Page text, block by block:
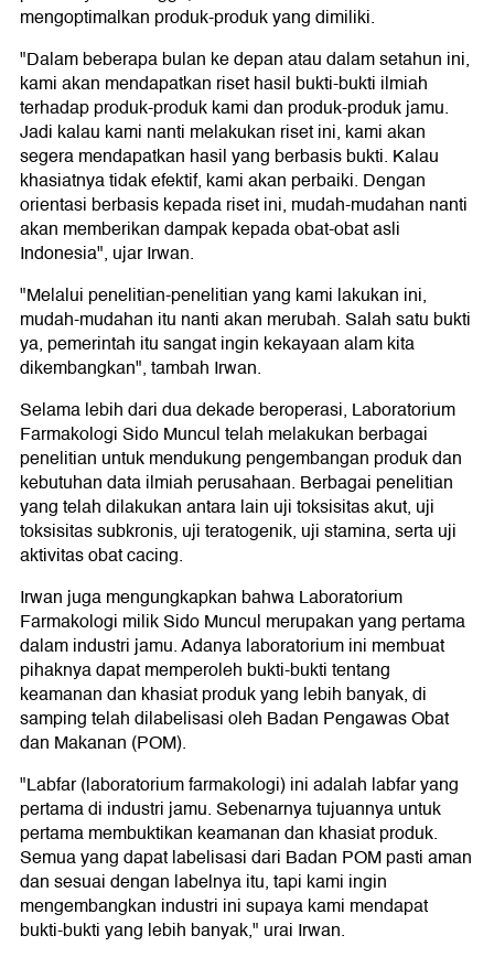
mengoptimalkan produk-produk yang dimiliki.
"Dalam beberapa bulan ke depan atau dalam setahun ini,
kami akan mendapatkan riset hasil bukti-bukti ilmiah
terhadap produk-produk kami dan produk-produk jamu.
Jadi kalau kami nanti melakukan riset ini, kami akan
segera mendapatkan hasil yang berbasis bukti. Kalau
khasiatnya tidak efektif, kami akan perbaiki. Dengan
orientasi berbasis kepada riset ini, mudah-mudahan nanti
akan memberikan dampak kepada obat-obat asli
Indonesia", ujar Irwan.
"Melalui penelitian-penelitian yang kami lakukan ini,
mudah-mudahan itu nanti akan merubah. Salah satu bukti
ya, pemerintah itu sangat ingin kekayaan alam kita
dikembangkan", tambah Irwan.
Selama lebih dari dua dekade beroperasi, Laboratorium
Farmakologi Sido Muncul telah melakukan berbagai
penelitian untuk mendukung pengembangan produk dan
kebutuhan data ilmiah perusahaan. Berbagai penelitian
yang telah dilakukan antara lain uji toksisitas akut, uji
toksisitas subkronis, uji teratogenik, uji stamina, serta uji
aktivitas obat cacing.
Irwan juga mengungkapkan bahwa Laboratorium
Farmakologi milik Sido Muncul merupakan yang pertama
dalam industri jamu. Adanya laboratorium ini membuat
pihaknya dapat memperoleh bukti-bukti tentang
keamanan dan khasiat produk yang lebih banyak, di
samping telah dilabelisasi oleh Badan Pengawas Obat
dan Makanan (POM).
"Labfar (laboratorium farmakologi) ini adalah labfar yang
pertama di industri jamu. Sebenarnya tujuannya untuk
pertama membuktikan keamanan dan khasiat produk.
Semua yang dapat labelisasi dari Badan POM pasti aman
dan sesuai dengan labelnya itu, tapi kami ingin
mengembangkan industri ini supaya kami mendapat
bukti-bukti yang lebih banyak," urai Irwan.